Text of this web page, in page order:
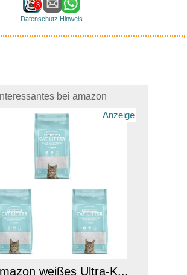
3
Datenschutz Hinweis
Interessantes bei amazon
Anzeige
weißes Ultra-K...